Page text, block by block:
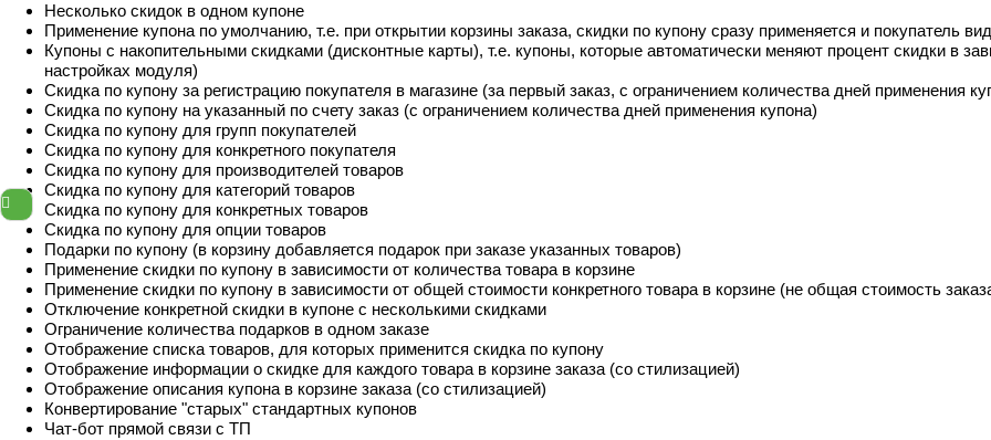
Несколько скидок в одном купоне
Применение купона по умолчанию, т.е. при открытии корзины заказа, скидки по купону сразу применяется и покупатель
Купоны с накопительными скидками (дисконтные карты), т.е. купоны, которые автоматически меняют процент скидки в
настройках модуля)
Скидка по купону за регистрацию покупателя в магазине (за первый заказ, с ограничением количества дней применения
Скидка по купону на указанный по счету заказ (с ограничением количества дней применения купона)
Скидка по купону для групп покупателей
Скидка по купону для конкретного покупателя
Скидка по купону для производителей товаров
Скидка по купону для категорий товаров
Скидка по купону для конкретных товаров
Скидка по купону для опции товаров
Подарки по купону (в корзину добавляется подарок при заказе указанных товаров)
Применение скидки по купону в зависимости от количества товара в корзине
Применение скидки по купону в зависимости от общей стоимости конкретного товара в корзине (не общая стоимость
Отключение конкретной скидки в купоне с несколькими скидками
Ограничение количества подарков в одном заказе
Отображение списка товаров, для которых применится скидка по купону
Отображение информации о скидке для каждого товара в корзине заказа (со стилизацией)
Отображение описания купона в корзине заказа (со стилизацией)
Конвертирование "старых" стандартных купонов
Чат-бот прямой связи с ТП